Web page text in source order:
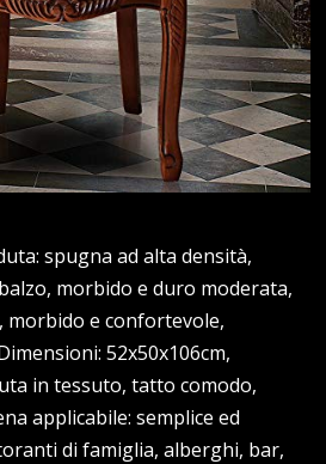
spugna ad alta densità,
morbido e duro moderata,
morbido e confortevole,
52x50x106cm,
in tessuto, tatto comodo,
applicabile: semplice ed
di famiglia, alberghi, bar,